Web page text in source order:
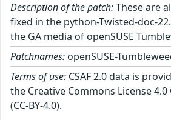
Description of the patch:These are
fixed in the python-Twisted-doc-
the GA media of openSUSE
Patchnames: openSUSE-
Terms of use: CSAF 2.0 data is
the Creative Commons License
(CC-BY-4.0).